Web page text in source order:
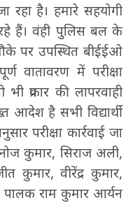
रहा है। हमारे सहयोगी
हैं। वंही पुलिस बल के
पर उपस्थित बीईईओ
वातावरण में परीक्षा
प्रकार की लापरवाही
आदेश है सभी विद्यार्थी
परीक्षा कार्रवाई जा
कुमार, सिराज अली,
कुमार, वीरेंद्र कुमार,
पालक राम कुमार आर्यन